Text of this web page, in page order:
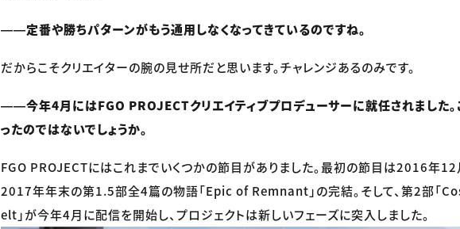
――定番や勝ちパターンがもう通用しなくなってきているのですね。
だからこそクリエイターの腕の見せ所だと思います。チャレンジあるのみです。
――今年4月にはFGO PROJECTクリエイティブプロデューサーに就任されました
ったのではないでしょうか。
FGO PROJECTにはこれまでいくつかの節目がありました。最初の節目は2016年
2017年年末の第1.5部全4篇の物語「Epic of Remnant」の完結。そして、第2部「
elt」が今年4月に配信を開始し、プロジェクトは新しいフェーズに突入しました。